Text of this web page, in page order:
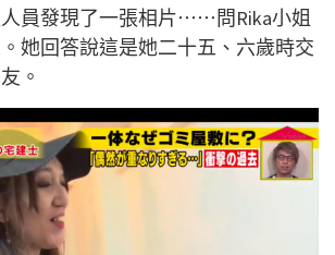
員發現了一張相片⋯⋯問Rika小姐
她回答說這是她二十五、六歲時交
。